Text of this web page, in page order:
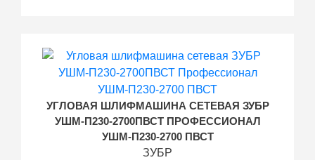
УГЛОВАЯ ШЛИФМАШИНА СЕТЕВАЯ ЗУБР
УШМ-П230-2700ПВСТ ПРОФЕССИОНАЛ
УШМ-П230-2700 ПВСТ
ЗУБР